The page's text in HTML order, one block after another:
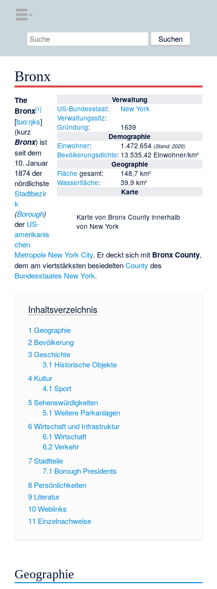
Bronx
Verwaltung
US-Bundesstaat:
New York
Verwaltungssitz:
Gründung: 1639
Demographie
Einwohner: 1.472.654 (Stand: 2020)
Bevölkerungsdichte: 13.535,42 Einwohner/km²
Geographie
Fläche gesamt:
148,7 km²
Wasserfläche: 39,9 km²
Karte
Karte von Bronx County innerhalb
von New York
The
Bronx[1]
[bɹɑːŋks]
(kurz
Bronx) ist
seit dem
10. Januar
1874 der
nördlichste
Stadtbezir
k
(Borough)
der US-
amerikanis
chen
Metropole New York City. Er deckt sich mit Bronx County,
dem am viertstärksten besiedeltenCounty des
Bundesstaates New York.
Inhaltsverzeichnis
1 Geographie
2 Bevölkerung
3Geschichte
3.1 Historische Objekte
4 Kultur
4.1 Sport
5Sehenswürdigkeiten
5.1 Weitere Parkanlagen
6Wirtschaft und Infrastruktur
6.1 Wirtschaft
6.2 Verkehr
7Stadtteile
7.1 Borough Presidents
8 Persönlichkeiten
9 Literatur
10Weblinks
11 Einzelnachweise
Geographie